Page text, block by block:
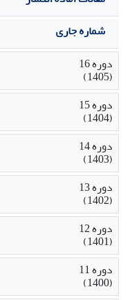
شماره جاری
دوره 16
(1405)
دوره 15
(1404)
دوره 14
(1403)
دوره 13
(1402)
دوره 12
(1401)
دوره 11
(1400)